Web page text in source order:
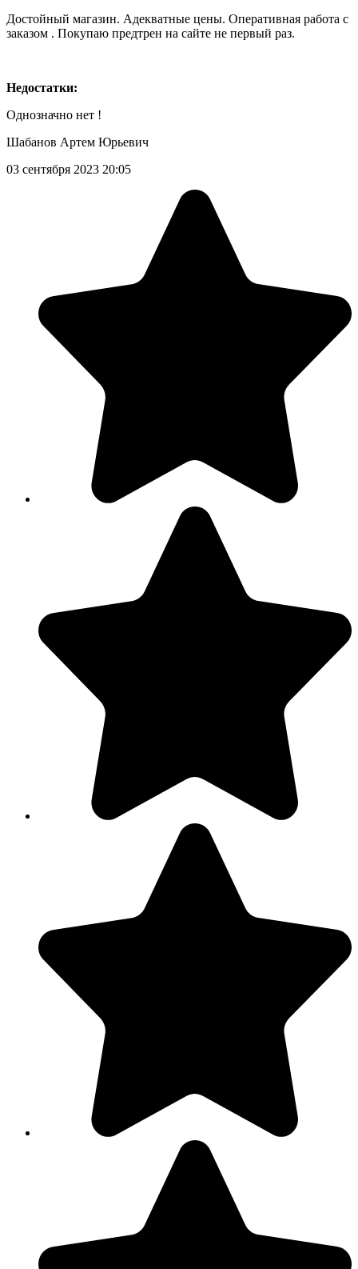
Достойный магазин. Адекватные цены. Оперативная работа с
заказом . Покупаю предтрен на сайте не первый раз.
Недостатки:
Однозначно нет !
Шабанов Артем Юрьевич
03 сентября 2023 20:05